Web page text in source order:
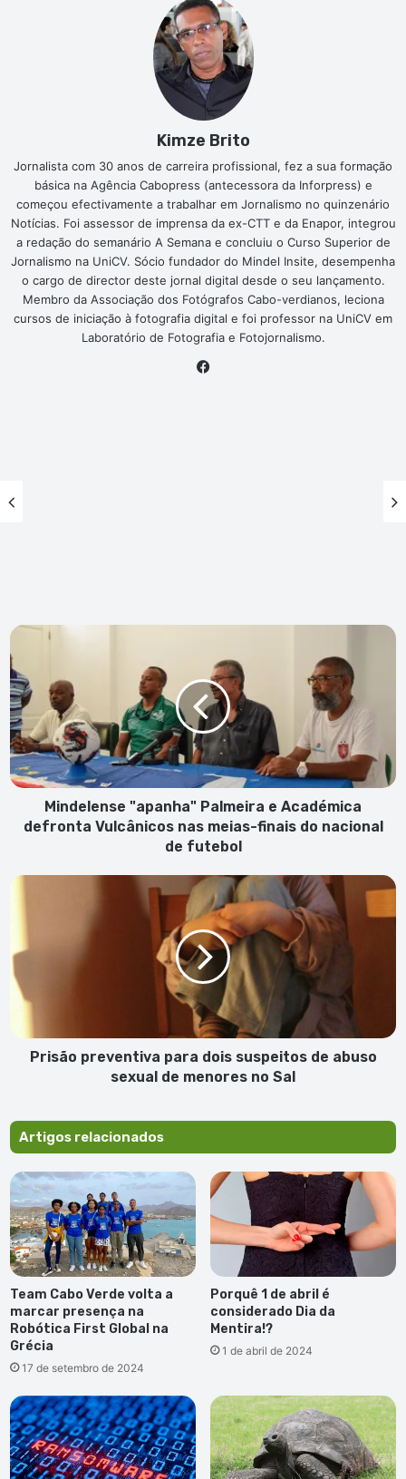
Kimze Brito
Jornalista com 30 anos de carreira profissional, fez a sua formação
básica na Agência Cabopress (antecessora da Inforpress) e
começou efectivamente a trabalhar em Jornalismo no quinzenário
Notícias. Foi assessor de imprensa da ex-CTT e da Enapor, integrou
a redação do semanário A Semana e concluiu o Curso Superior de
Jornalismo na UniCV. Sócio fundador do Mindel Insite, desempenha
o cargo de director deste jornal digital desde o seu lançamento.
Membro da Associação dos Fotógrafos Cabo-verdianos, leciona
cursos de iniciação à fotografia digital e foi professor na UniCV em
Laboratório de Fotografia e Fotojornalismo.
Mindelense
"apanha"
Palmeira
e
Académica
defronta
Vulcânicos
nas
meias-
futebol
Mindelense "apanha" Palmeira e Académica
defronta Vulcânicos nas meias-finais do nacional
de futebol
Prisão
suspeitos
de
abuso
de
menores
Prisão preventiva para dois suspeitos de abuso
sexual de menores no Sal
Artigos relacionados
Team Cabo Verde volta a
marcar presença na
Robótica First Global na
Grécia
17 de setembro de 2024
Porquê 1 de abril é
considerado Dia da
Mentira!?
1 de abril de 2024